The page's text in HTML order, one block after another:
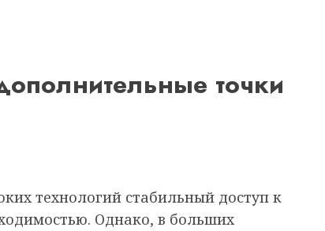
точки
технологий стабильный доступ к
Однако, в больших